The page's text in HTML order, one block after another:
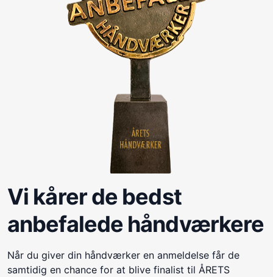
Vi kårer de bedst
anbefalede håndværkere
Når du giver din håndværker en anmeldelse får de
samtidig en chance for at blive finalist til ÅRETS